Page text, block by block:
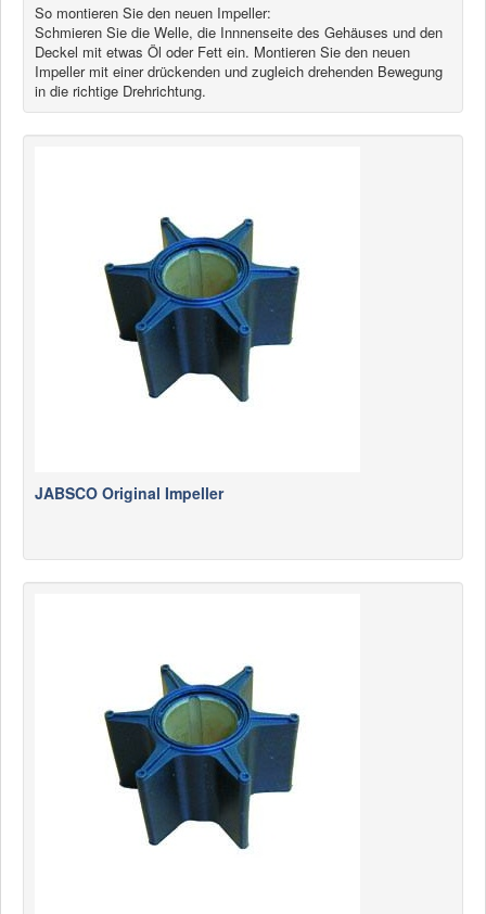
Neuheiten
Katalogcenter
Kataloge bestellen
Händler
Segeltuch
So montieren Sie den neuen Impeller:
Schmieren Sie die Welle, die Innnenseite des Gehäuses und den
Deckel mit etwas Öl oder Fett ein. Montieren Sie den neuen
Impeller mit einer drückenden und zugleich drehenden Bewegung
in die richtige Drehrichtung.
JABSCO Original Impeller